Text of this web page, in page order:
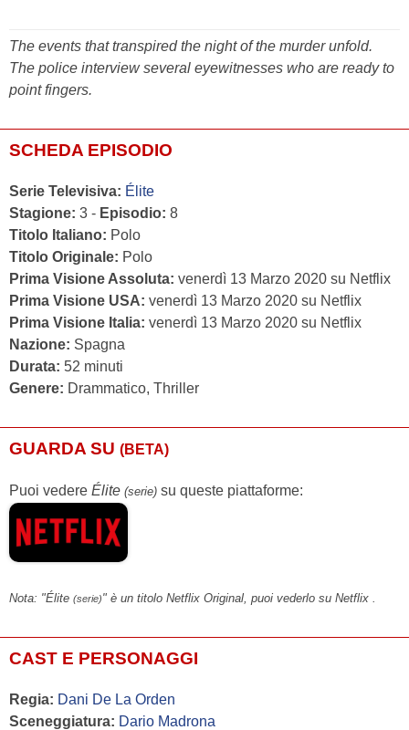
The events that transpired the night of the murder unfold.
The police interview several eyewitnesses who are ready to
point fingers.
SCHEDA EPISODIO
Serie Televisiva: Élite
Stagione: 3 - Episodio: 8
Titolo Italiano: Polo
Titolo Originale: Polo
Prima Visione Assoluta: venerdì 13 Marzo 2020 su Netflix
Prima Visione USA: venerdì 13 Marzo 2020 su Netflix
Prima Visione Italia: venerdì 13 Marzo 2020 su Netflix
Nazione: Spagna
Durata: 52 minuti
Genere: Drammatico, Thriller
GUARDA SU (BETA)
Puoi vedere Élite (serie) su queste piattaforme:
Nota: "Élite (serie)" è un titolo Netflix Original, puoi vederlo su Netflix .
CAST E PERSONAGGI
Regia: Dani De La Orden
Sceneggiatura: Dario Madrona